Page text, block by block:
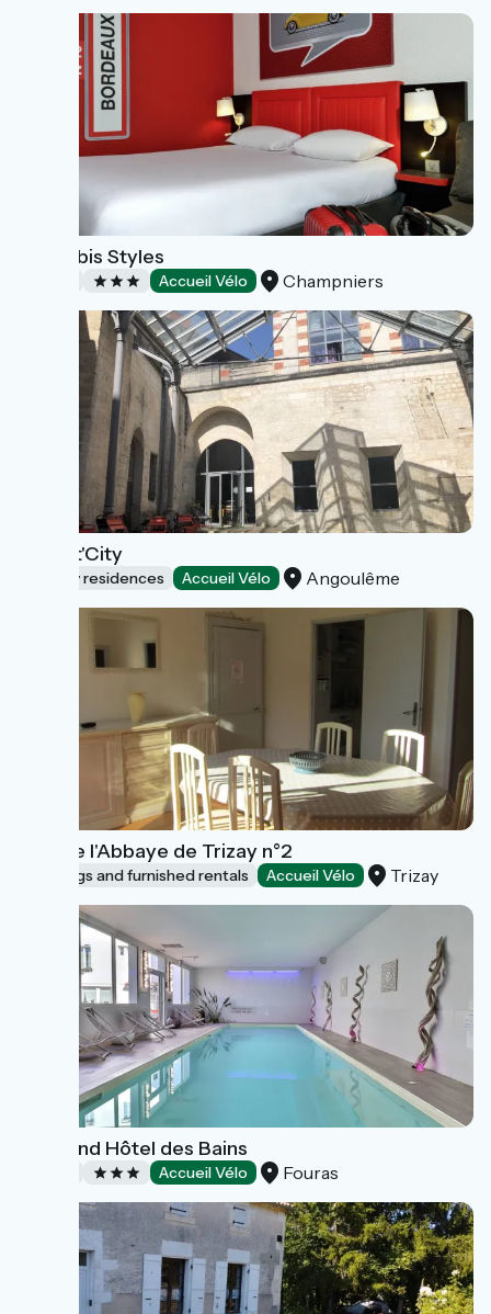
Hôtel Ibis Styles
Accueil Vélo Champniers
Appart'City
Holiday residences Accueil Vélo Angoulême
Gîte de l'Abbaye de Trizay n°2
Lodgings and furnished rentals Accueil Vélo Trizay
Le Grand Hôtel des Bains
Accueil Vélo Fouras